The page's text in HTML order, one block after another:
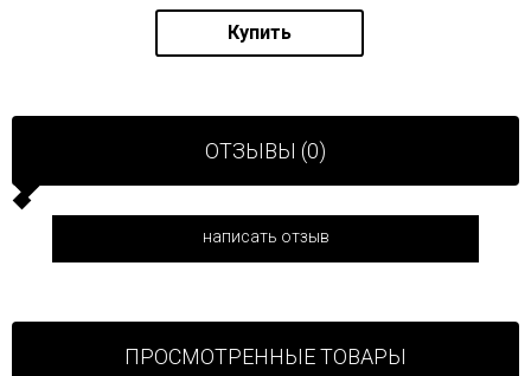
Купить
ОТЗЫВЫ (0)
написать отзыв
ПРОСМОТРЕННЫЕ ТОВАРЫ